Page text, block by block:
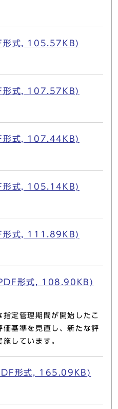
形式, 105.57KB)
形式, 107.57KB)
形式, 107.44KB)
形式, 105.14KB)
形式, 111.89KB)
形式, 108.90KB)
定管理期間が開始したこ
価基準を見直し、新たな評
しています。
形式, 165.09KB)